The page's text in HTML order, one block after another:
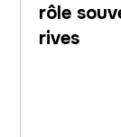
rôle
rives